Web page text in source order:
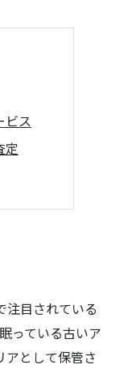
ビス
定
なし！
注目されている
っている古いア
アとして保管さ